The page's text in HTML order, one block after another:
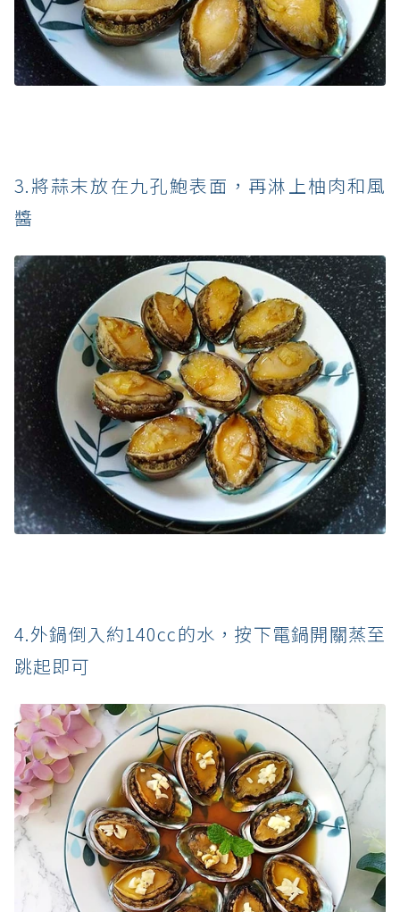
3.將蒜末放在九孔鮑表面，再淋上柚肉和風
醬
4.外鍋倒入約140cc的水，按下電鍋開關蒸至
跳起即可